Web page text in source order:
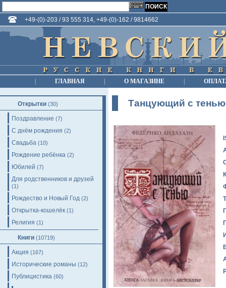
+49-(0)-203 / 93 555 314, +49-(0)-162 / 9814662
ГЛАВНАЯ О МАГАЗИНЕ
Открытки (30)
Поздравление (7)
С днём рождения (2)
Свадьба (10)
Рождение ребёнка (2)
Юбилей (7)
Для родственников и друзей
(1)
Рождество и Новый Год (2)
Открытка-кошелёк (1)
Религия (1)
Книги (10719)
Акция (167)
Исторические романы (12)
Публицистика (60)
Танцующий с тенью